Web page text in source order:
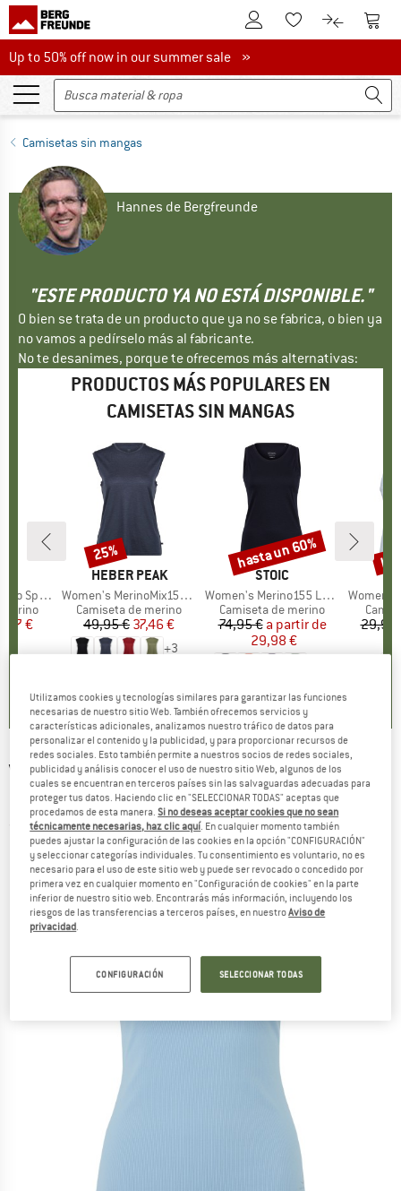
A la cuenta de cliente
A la lista de
A la A la
Up to 50% off now in our summer sale
Up to 50% off now in our summer sale »
Camisetas sin mangas
Hannes de Bergfreunde
"ESTE PRODUCTO YA NO ESTÁ DISPONIBLE."
O bien se trata de un producto que ya no se fabrica, o bien ya
no vamos a pedírselo más al fabricante.
No te desanimes, porque te ofrecemos más alternativas:
PRODUCTOS MÁS POPULARES EN
CAMISETAS SIN MANGAS
Tank
reducido
€
MARCA
HEBER PEAK
Artículo
Women's MerinoMix150 PineconeHe. Loose Tank
Product group
Camiseta de merino
Precio
49,95 €Precio reducido
37,46 €
+3
Descuento
25%
MARCA
STOIC
Artículo
Women's Merino155 LaholmSt. Tank
Product group
Camiseta de merino
Precio
74,95 € Precio reducido
a partir de
29,98 €
Descuento
hasta un 60%
Artículo
Women's
29,95
VENICE BEACH -Women's Brenda Drytivity
Rib Tank Top
(0)
Utilizamos cookies y tecnologías similares para garantizar las funciones
necesarias de nuestro sitio Web. También ofrecemos servicios y
características adicionales, analizamos nuestro tráfico de datos para
personalizar el contenido y la publicidad, y para proporcionar recursos de
redes sociales. Esto también permite a nuestros socios de redes sociales,
publicidad y análisis conocer el uso de nuestro sitio Web, algunos de los
cuales se encuentran en terceros países sin las salvaguardas adecuadas para
proteger tus datos. Haciendo clic en "SELECCIONAR TODAS" aceptas que
procedamos de esta manera.Si no deseas aceptar cookies que no sean
técnicamente necesarias, haz clic aquí. En cualquier momento también
puedes ajustar la configuración de las cookies en la opción "CONFIGURACIÓN"
y seleccionar categorías individuales. Tu consentimiento es voluntario, no es
necesario para el uso de este sitio web y puede ser revocado o concedido por
primera vez en cualquier momento en "Configuración de cookies" en la parte
inferior de nuestro sitio web. Encontrarás más información, incluyendo los
riesgos de las transferencias a terceros países, en nuestroAviso de
privacidad.
CONFIGURACIÓN SELECCIONAR TODAS